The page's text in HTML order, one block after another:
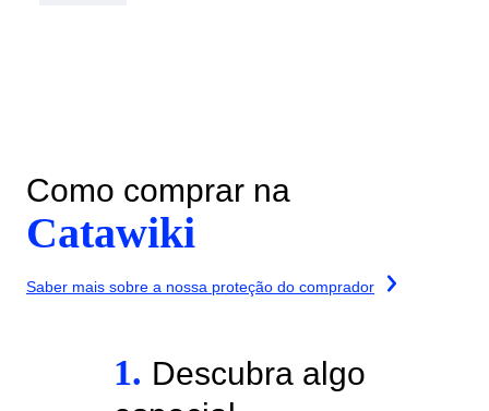
Como comprar na
Catawiki
Saber mais sobre a nossa proteção do comprador
1. Descubra algo